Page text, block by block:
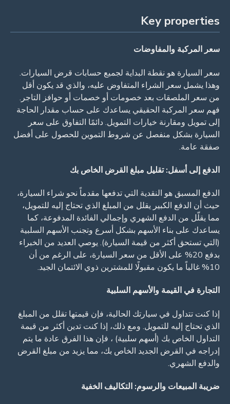
Key properties
سعر المركبة والمفاوضات
سعر السيارة هو نقطة البداية لجميع حسابات قرض السيارات.
وهذا يشمل سعر الشراء المتفاوض عليه، والذي قد يكون أقل
من سعر الملصقات بعد خصومات أو خصمات أو حوافز التاجر.
فهم سعر المركبة الحقيقي يساعدك على حساب مقدار الحاجة
إلى تمويل ومقارنة خيارات التمويل. دائمًا التفاوق على سعر
السيارة بشكل منفصل عن شروط التموين للحصول على أفضل
صفقة عامة.
الدفع إلى أسفل: تقليل مبلغ القرض الخاص بك
الدفع المسبق هو النقدية التي تدفعها مقدماً نحو شراء السيارة،
حيث أن الدفع الكبير يقلل من المبلغ الذي تحتاج إليه للتمويل،
مما يقلّل من الدفع الشهري وإجمالي الفائدة المدفوعة، كما
يساعدك على بناء الأسهم بشكل أسرع وتجنب الأسهم السلبية
(التي تستحق أكثر من قيمة السيارة). يوصي العديد من الخبراء
بدفع 20% على الأقل من سعر السيارة، على الرغم من أن
10% غالباً ما يكون مقبولًا للمشترين ذوي الائتمان الجيد.
التجارة في القيمة والأسهم السلبية
إذا كنت تتداول في سيارتك الحالية، فإن قيمتها تقلل من المبلغ
الذي تحتاج إليه للتمويل. ومع ذلك، إذا كنت تدين أكثر من قيمة
التداول الخاص بك (أسهم سلبية) ، فإن هذا الفرق عادة ما يتم
إدراجه في القرض الجديد الخاص بك، مما يزيد من مبلغ القرض
والدفع الشهري.
ضريبة المبيعات والرسوم: التكاليف الخفية